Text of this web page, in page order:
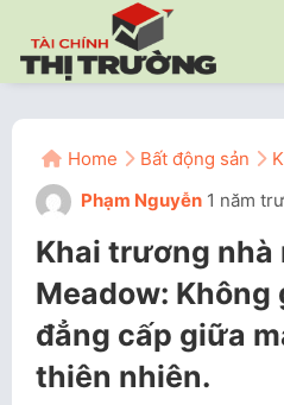
Home Bất động sản
Phạm Nguyễn 1 năm
Khai trương nhà
Meadow: Không
đẳng cấp giữa
thiên nhiên.